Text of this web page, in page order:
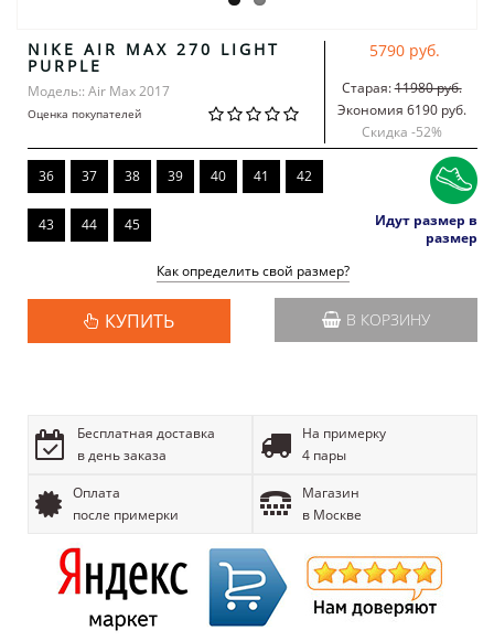
NIKE AIR MAX 270 LIGHT
PURPLE
Модель:: Air Max 2017
Оценка покупателей
5790 руб.
Старая:11980 руб.
Экономия 6190 руб.
Скидка -52%
36 37 38 39 40 41 42
43 44 45
Идут размер в
размер
Как определить свой размер?
КУПИТЬ В КОРЗИНУ
Бесплатная доставка
в день заказа
На примерку
4 пары
Оплата
после примерки
Магазин
в Москве